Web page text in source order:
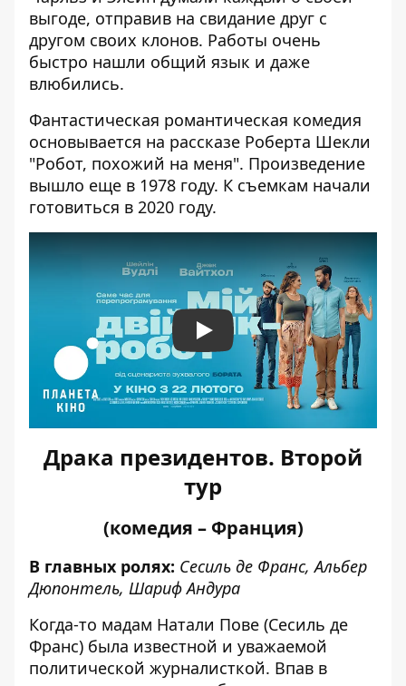
выгоде, отправив на свидание друг с
другом своих клонов. Работы очень
быстро нашли общий язык и даже
влюбились.
Фантастическая романтическая комедия
основывается на рассказе Роберта Шекли
"Робот, похожий на меня". Произведение
вышло еще в 1978 году. К съемкам начали
готовиться в 2020 году.
Play
Драка президентов. Второй
тур
(комедия – Франция)
В главных ролях: Сесиль де Франс, Альбер
Дюпонтель, Шариф Андура
Когда-то мадам Натали Пове (Сесиль де
Франс) была известной и уважаемой
политической журналисткой. Впав в